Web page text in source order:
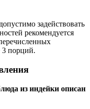
задействовать
рекомендуется
3 порций.
из индейки описан